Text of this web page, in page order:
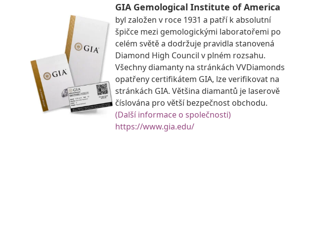
GIA Gemological Institute of America
byl založen v roce 1931 a patří k absolutní
špičce mezi gemologickými laboratořemi po
celém světě a dodržuje pravidla stanovená
Diamond High Council v plném rozsahu.
Všechny diamanty na stránkách VVDiamonds
opatřeny certifikátem GIA, lze verifikovat na
stránkách GIA. Většina diamantů je laserově
číslována pro větší bezpečnost obchodu.
(Další informace o společnosti)
https://www.gia.edu/